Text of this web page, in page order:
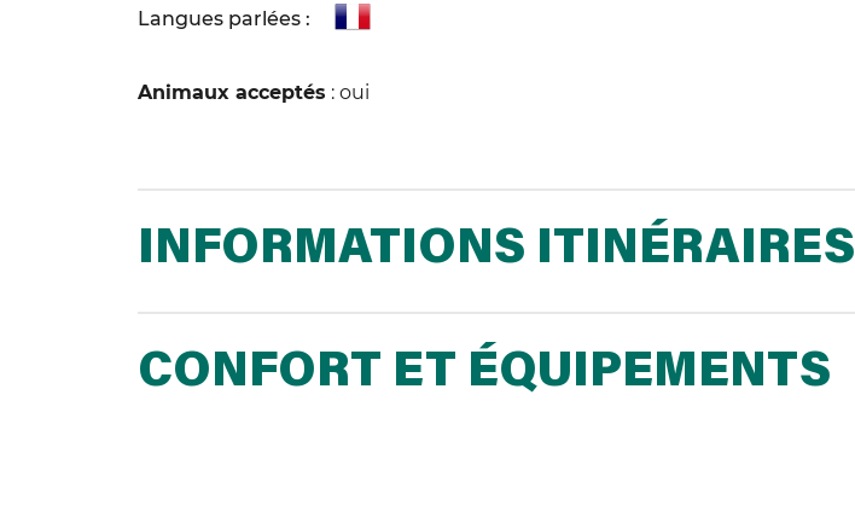
Langues parlées :
Animaux acceptés : oui
INFORMATIONS ITINÉRAIRES
CONFORT ET ÉQUIPEMENTS